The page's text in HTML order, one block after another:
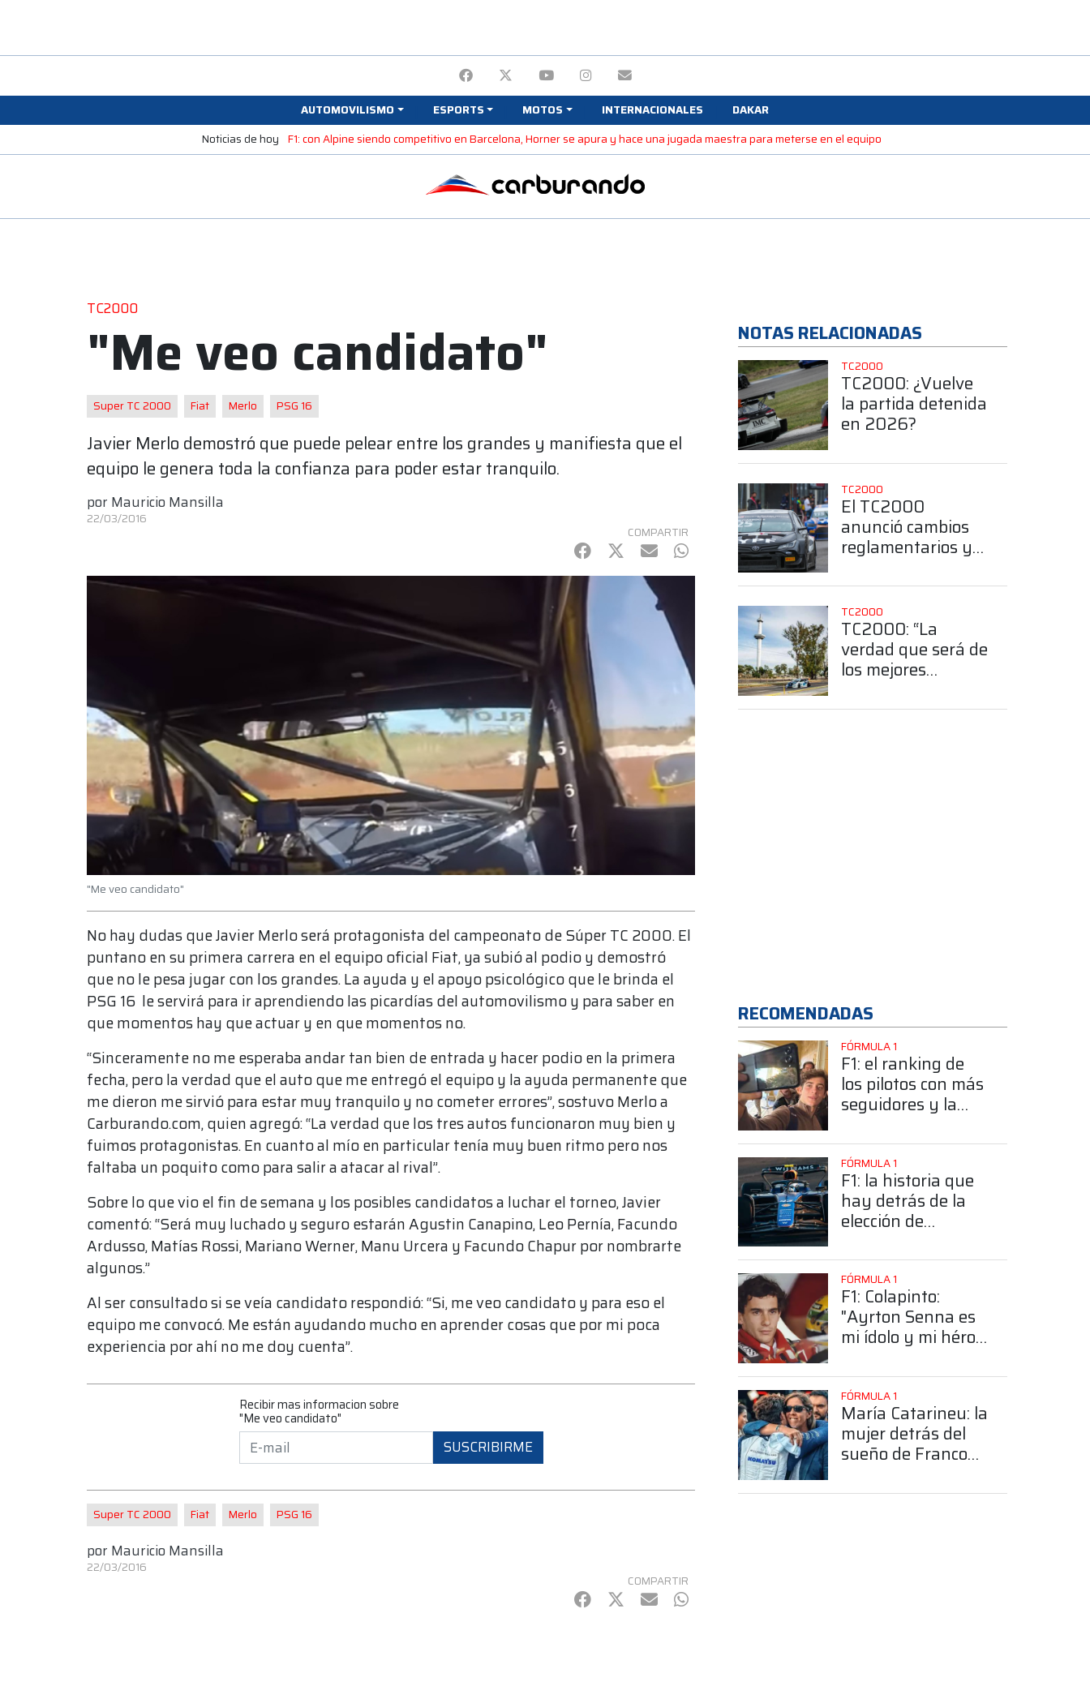
AUTOMOVILISMO ESPORTS MOTOS INTERNACIONALES
DAKAR
Noticias de hoy F1: con Alpine siendo competitivo en Barcelona, Horner se apura y hace una jugada maestra para meterse en el equipo
TC2000
"Me veo candidato"
Super TC 2000 Fiat Merlo PSG 16
Javier Merlo demostró que puede pelear entre los grandes y manifiesta que el
equipo le genera toda la confianza para poder estar tranquilo.
por Mauricio Mansilla
22/03/2016
COMPARTIR
Facebook
Twitter
mail WhatsApp
"Me veo candidato"
No hay dudas que Javier Merlo será protagonista del campeonato de Súper TC 2000. El
puntano en su primera carrera en el equipo oficial Fiat, ya subió al podio y demostró
que no le pesa jugar con los grandes. La ayuda y el apoyo psicológico que le brinda el
PSG 16 le servirá para ir aprendiendo las picardías del automovilismo y para saber en
que momentos hay que actuar y en que momentos no.
“Sinceramente no me esperaba andar tan bien de entrada y hacer podio en la primera
fecha, pero la verdad que el auto que me entregó el equipo y la ayuda permanente que
me dieron me sirvió para estar muy tranquilo y no cometer errores”, sostuvo Merlo a
Carburando.com, quien agregó: “La verdad que los tres autos funcionaron muy bien y
fuimos protagonistas. En cuanto al mío en particular tenía muy buen ritmo pero nos
faltaba un poquito como para salir a atacar al rival”.
Sobre lo que vio el fin de semana y los posibles candidatos a luchar el torneo, Javier
comentó: “Será muy luchado y seguro estarán Agustin Canapino, Leo Pernía, Facundo
Ardusso, Matías Rossi, Mariano Werner, Manu Urcera y Facundo Chapur por nombrarte
algunos.”
Al ser consultado si se veía candidato respondió: “Si, me veo candidato y para eso el
equipo me convocó. Me están ayudando mucho en aprender cosas que por mi poca
experiencia por ahí no me doy cuenta”.
Recibir mas informacion sobre
"Me veo candidato"
SUSCRIBIRME
Super TC 2000 Fiat Merlo PSG 16
por Mauricio Mansilla
22/03/2016
COMPARTIR
Facebook
Twitter
mail WhatsApp
NOTAS RELACIONADAS
TC2000
TC2000: ¿Vuelve
la partida detenida
en 2026?
TC2000
El TC2000
anunció cambios
reglamentarios y
2026
TC2000
TC2000: “La
verdad que será de
los mejores
en Argentina”
RECOMENDADAS
FÓRMULA 1
F1: el ranking de
los pilotos con más
seguidores y la
posición de
Colapinto
FÓRMULA 1
F1: la historia que
hay detrás de la
elección de
número 43
FÓRMULA 1
F1: Colapinto:
"Ayrton Senna es
mi ídolo y mi héroe
FÓRMULA 1
María Catarineu: la
mujer detrás del
sueño de Franco
Fórmula 1